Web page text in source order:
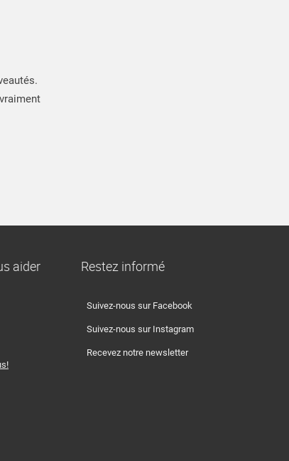
aider
Restez informé
Suivez-nous sur Facebook
Suivez-nous sur Instagram
Recevez notre newsletter